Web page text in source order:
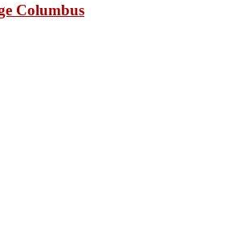
Columbus